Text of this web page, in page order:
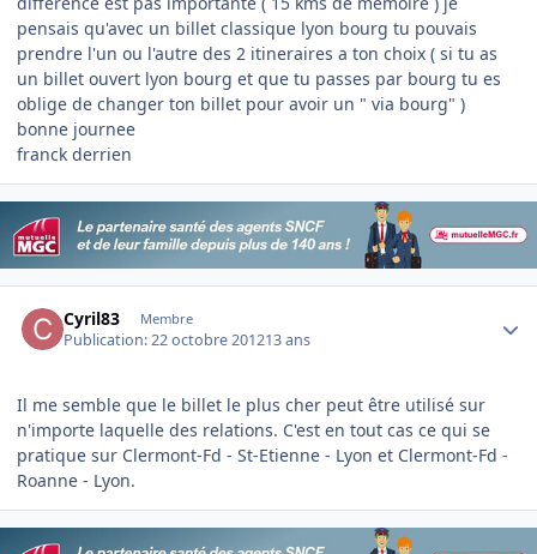
pensais qu'avec un billet classique lyon bourg tu pouvais
prendre l'un ou l'autre des 2 itineraires a ton choix ( si tu as
un billet ouvert lyon bourg et que tu passes par bourg tu es
oblige de changer ton billet pour avoir un " via bourg" )
bonne journee
franck derrien
Cyril83 Membre
Publication:22 octobre 201213 ans
Il me semble que le billet le plus cher peut être utilisé sur
n'importe laquelle des relations. C'est en tout cas ce qui se
pratique sur Clermont-Fd - St-Etienne - Lyon et Clermont-Fd -
Roanne - Lyon.